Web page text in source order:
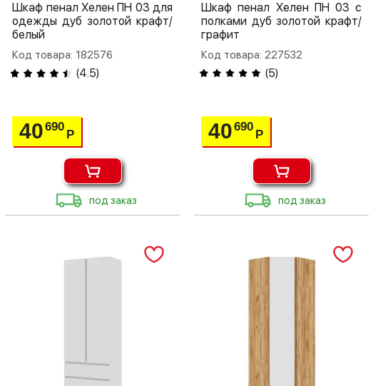
Шкаф пенал Хелен ПН 03 для
одежды дуб золотой крафт/
белый
Код товара: 182576
(4.5)
40690
Р
под заказ
Шкаф пенал Хелен ПН 03 с
полками дуб золотой крафт/
графит
Код товара: 227532
(5)
40690
Р
под заказ